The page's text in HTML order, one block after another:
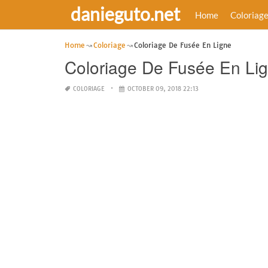
danieguto.net Home Coloriage
Home Coloriage Coloriage De Fusée En Ligne
Coloriage De Fusée En
COLORIAGE OCTOBER 09, 2018 22:13